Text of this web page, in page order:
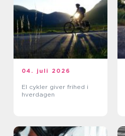
04. juli 2026
El cykler giver frihed i
hverdagen